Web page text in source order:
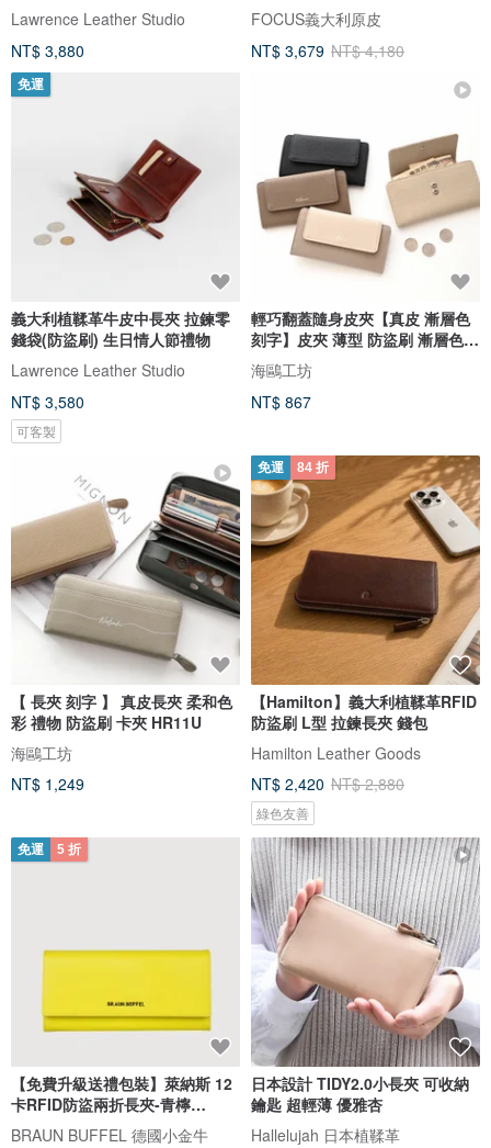
Lawrence Leather Studio
NT$ 3,880
FOCUS義大利原皮
NT$ 3,679 NT$ 4,180
免運
義大利植鞣革牛皮中長夾 拉鍊零
錢袋(防盜刷) 生日情人節禮物
Lawrence Leather Studio
NT$ 3,580
可客製
輕巧翻蓋隨身皮夾【真皮 漸層色
刻字】皮夾 薄型 防盜刷 漸層色
文字刻印 HR77U
海鷗工坊
NT$ 867
【 長夾 刻字 】 真皮長夾 柔和色
彩 禮物 防盜刷 卡夾 HR11U
海鷗工坊
NT$ 1,249
免運 84 折
【Hamilton】義大利植鞣革RFID
防盜刷 L型 拉鍊長夾 錢包
Hamilton Leather Goods
NT$ 2,420 NT$ 2,880
綠色友善
免運 5 折
【免費升級送禮包裝】萊納斯 12
卡RFID防盜兩折長夾-青檸
色/BF835
BRAUN BUFFEL 德國小金牛
日本設計 TIDY2.0小長夾 可收納
鑰匙 超輕薄 優雅杏
Hallelujah 日本植鞣革